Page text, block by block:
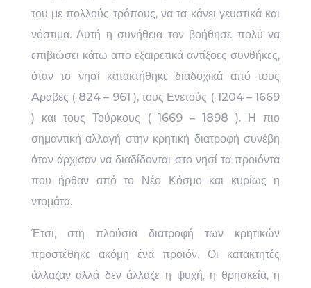
του με πολλούς τρόπους, να τα κάνει γευστικά και
νόστιμα. Αυτή η συνήθεια τον βοήθησε πολύ να
επιβιώσει κάτω απο εξαιρετικά αντίξοες συνθήκες,
όταν το νησί κατακτήθηκε διαδοχικά από τους
Aραβες ( 824 – 961 ), τους Ενετούς ( 1204 – 1669
) και τους Τούρκους ( 1669 – 1898 ). Η πιο
σημαντική αλλαγή στην κρητική διατροφή συνέβη
όταν άρχισαν να διαδίδονται στο νησί τα προιόντα
που ήρθαν από το Νέο Κόσμο και κυρίως η
ντομάτα.
Έτσι, στη πλούσια διατροφή των κρητικών
προστέθηκε ακόμη ένα προιόν. Οι κατακτητές
άλλαζαν αλλά δεν άλλαζε η ψυχή, η θρησκεία, η